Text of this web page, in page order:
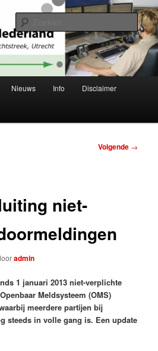
Flevoland, Gooi en Vechtstreek en Utrecht
Nieuws Info Disclaimer
Volgende →
niet-
admin
1 januari 2013 niet-verplichte
Meldsysteem (OMS)
meerdere partijen bij
steeds in volle gang is. Een update